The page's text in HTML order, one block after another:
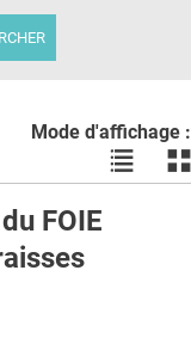
Mode d'affichage :
Voir
les
les
FOIE